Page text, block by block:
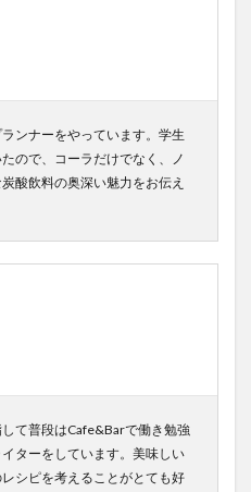
ンナーをやっています。学生
ので、コーラだけでなく、ノ
酸飲料の奥深い魅力をお伝え
て普段はCafe&Barで働き勉強
ターをしています。美味しい
シピを考えることがとても好